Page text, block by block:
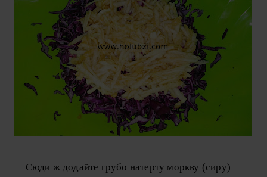
Сюди ж додайте грубо натерту моркву (сиру)